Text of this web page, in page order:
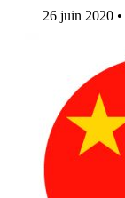
26 juin 2020